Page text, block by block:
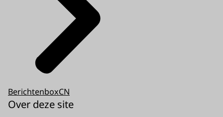
BerichtenboxCN
Over deze site